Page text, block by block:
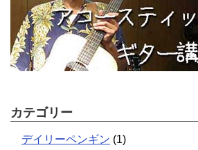
カテゴリー
デイリーペンギン (1)